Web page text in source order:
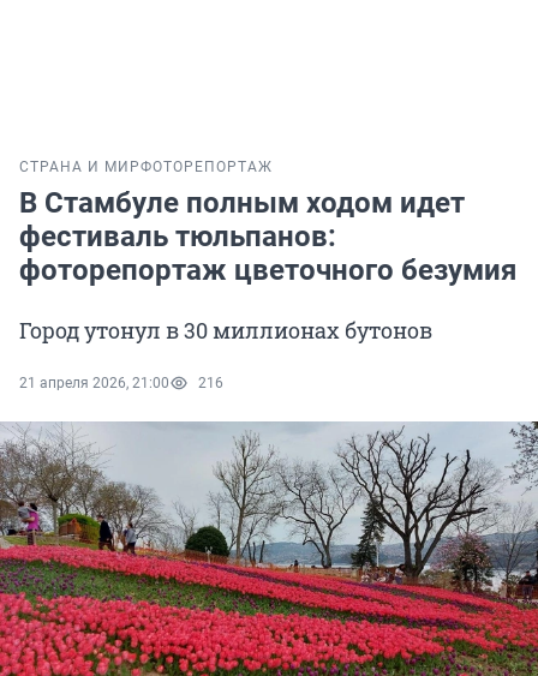
СТРАНА И МИРФОТОРЕПОРТАЖ
В Стамбуле полным ходом идет
фестиваль тюльпанов:
фоторепортаж цветочного безумия
Город утонул в 30 миллионах бутонов
21 апреля 2026, 21:00 216